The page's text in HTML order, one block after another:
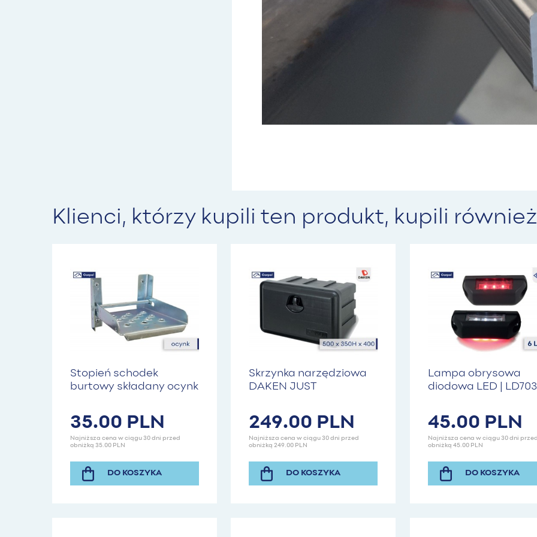
Klienci, którzy kupili ten produkt, kupili
Stopień schodek
burtowy składany ocynk
35.00 PLN
Najniższa cena w ciągu 30 dni przed
obniżką 35.00 PLN
DO KOSZYKA
Skrzynka narzędziowa
DAKEN JUST
249.00 PLN
Najniższa cena w ciągu 30 dni przed
obniżką 249.00 PLN
DO KOSZYKA
Lampa obrysowa
diodowa LED | LD703
45.00 PLN
Najniższa cena w ciągu 30 dni
obniżką 45.00 PLN
DO KOSZYKA